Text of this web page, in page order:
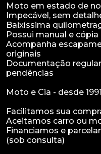
Moto em estado de
Impecável, sem
Baixíssima
Possui manual e cópia
Acompanha
originais
Documentação
pendências
Moto e Cia - desde
Facilitamos sua
Aceitamos carro ou
Financiamos e
(sob consulta)